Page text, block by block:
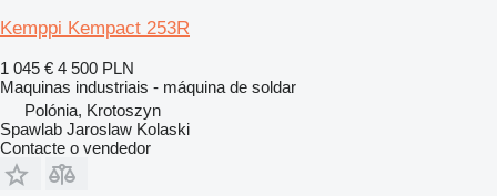
Kemppi Kempact 253R
1 045 € 4 500 PLN
Maquinas industriais - máquina de soldar
Polónia, Krotoszyn
Spawlab Jaroslaw Kolaski
Contacte o vendedor